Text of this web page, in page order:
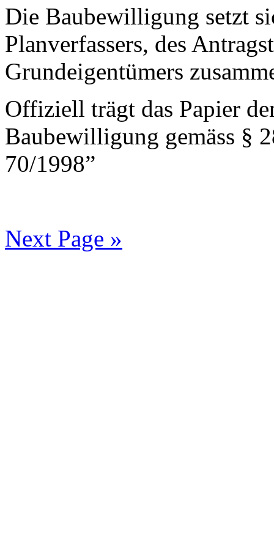
Die Baubewilligung setzt
Planverfassers, des
Grundeigentümers
Offiziell trägt das Papier
Baubewilligung gemäss §
70/1998”
Next Page »